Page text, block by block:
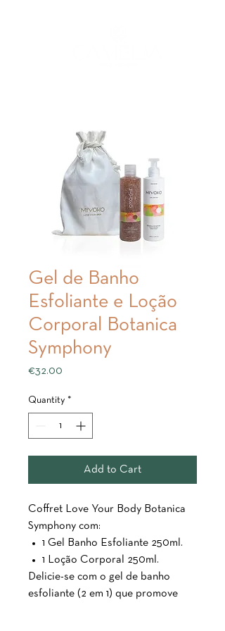
Gel de Banho
Esfoliante e Loção
Corporal Botanica
Symphony
€32.00
Quantity *
Add to Cart
Coffret Love Your Body Botanica
Symphony com:
1 Gel Banho Esfoliante 250ml.
1 Loção Corporal 250ml.
Delicie-se com o gel de banho
esfoliante (2 em 1) que promove